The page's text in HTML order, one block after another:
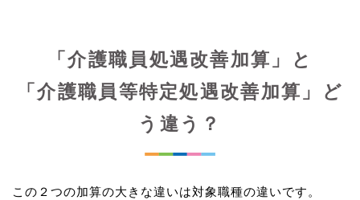
「介護職員処遇改善加算」と
「介護職員等特定処遇改善加算」ど
う違う？
この２つの加算の大きな違いは対象職種の違いです。